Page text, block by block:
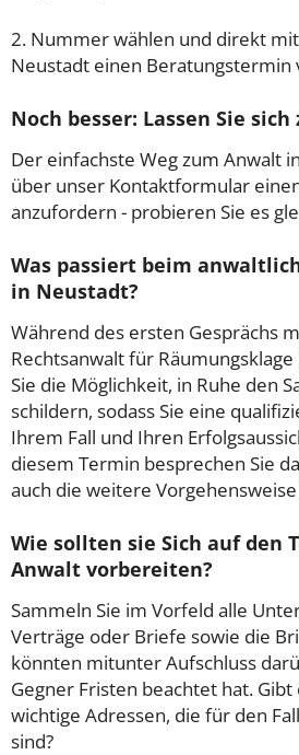
2. Nummer wählen und direkt
Neustadt einen Beratungstermin
Noch besser: Lassen Sie
Der einfachste Weg zum Anwalt
über unser Kontaktformular
anzufordern - probieren Sie es
Was passiert beim
in Neustadt?
Während des ersten Gesprächs
Rechtsanwalt für
Sie die Möglichkeit, in Ruhe den
schildern, sodass Sie eine
Ihrem Fall und Ihren
diesem Termin besprechen Sie
auch die weitere
Wie sollten sie Sich auf den
Anwalt vorbereiten?
Sammeln Sie im Vorfeld alle
Verträge oder Briefe sowie die
könnten mitunter Aufschluss
Gegner Fristen beachtet hat.
wichtige Adressen, die für den
sind?